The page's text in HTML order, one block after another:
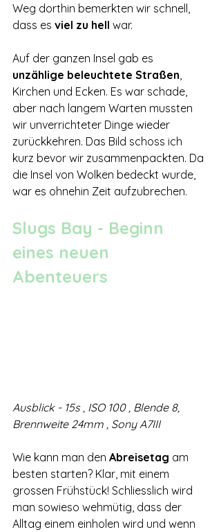
Weg dorthin bemerkten wir schnell,
dass es viel zu hell war.
Auf der ganzen Insel gab es
unzählige beleuchtete Straßen
Kirchen und Ecken. Es war schade,
aber nach langem Warten mussten
wir unverrichteter Dinge wieder
zurückkehren. Das Bild schoss ich
kurz bevor wir zusammenpackten. Da
die Insel von Wolken bedeckt wurde,
war es ohnehin Zeit aufzubrechen.
Slugs Bay - Beginn
eines neuen
Abenteuers
Ausblick - 15s , ISO 100 , Blende 8,
Brennweite 24mm , Sony A7III
Wie kann man den Abreisetag am
besten starten? Klar, mit einem
grossen Frühstück! Schliesslich wird
man sowieso wehmütig, dass der
Alltag einem einholen wird und wenn